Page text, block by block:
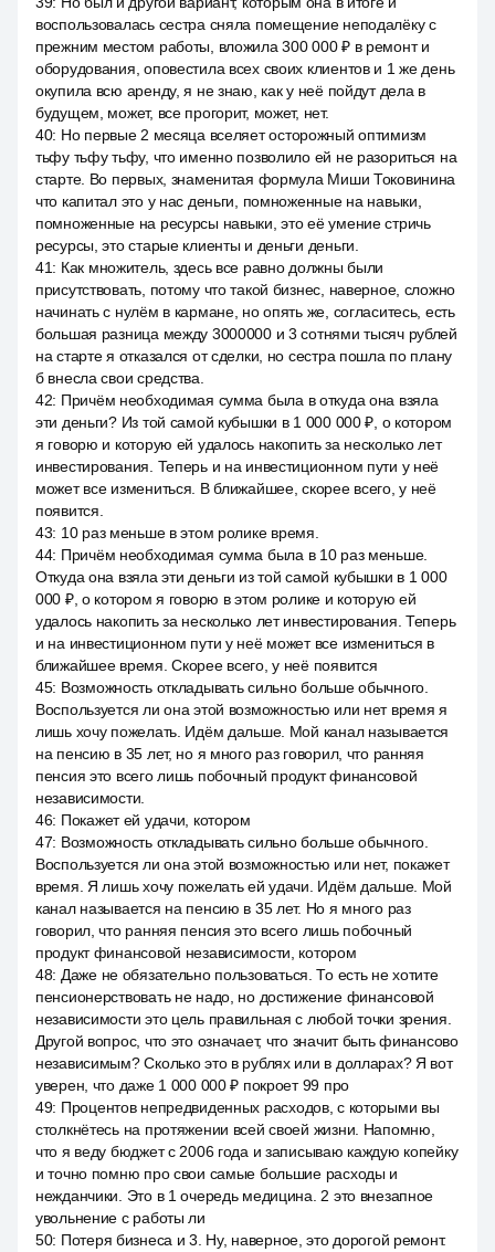
воспользовалась сестра сняла помещение неподалёку с
прежним местом работы, вложила 300 000 ₽ в ремонт и
оборудования, оповестила всех своих клиентов и 1 же день
окупила всю аренду, я не знаю, как у неё пойдут дела в
будущем, может, все прогорит, может, нет.
40: Но первые 2 месяца вселяет осторожный оптимизм
тьфу тьфу тьфу, что именно позволило ей не разориться на
старте. Во первых, знаменитая формула Миши Токовинина
что капитал это у нас деньги, помноженные на навыки,
помноженные на ресурсы навыки, это её умение стричь
ресурсы, это старые клиенты и деньги деньги.
41: Как множитель, здесь все равно должны были
присутствовать, потому что такой бизнес, наверное, сложно
начинать с нулём в кармане, но опять же, согласитесь, есть
большая разница между 3000000 и 3 сотнями тысяч рублей
на старте я отказался от сделки, но сестра пошла по плану
б внесла свои средства.
42: Причём необходимая сумма была в откуда она взяла
эти деньги? Из той самой кубышки в 1 000 000 ₽, о котором
я говорю и которую ей удалось накопить за несколько лет
инвестирования. Теперь и на инвестиционном пути у неё
может все измениться. В ближайшее, скорее всего, у неё
появится.
43: 10 раз меньше в этом ролике время.
44: Причём необходимая сумма была в 10 раз меньше.
Откуда она взяла эти деньги из той самой кубышки в 1 000
000 ₽, о котором я говорю в этом ролике и которую ей
удалось накопить за несколько лет инвестирования. Теперь
и на инвестиционном пути у неё может все измениться в
ближайшее время. Скорее всего, у неё появится
45: Возможность откладывать сильно больше обычного.
Воспользуется ли она этой возможностью или нет время я
лишь хочу пожелать. Идём дальше. Мой канал называется
на пенсию в 35 лет, но я много раз говорил, что ранняя
пенсия это всего лишь побочный продукт финансовой
независимости.
46: Покажет ей удачи, котором
47: Возможность откладывать сильно больше обычного.
Воспользуется ли она этой возможностью или нет, покажет
время. Я лишь хочу пожелать ей удачи. Идём дальше. Мой
канал называется на пенсию в 35 лет. Но я много раз
говорил, что ранняя пенсия это всего лишь побочный
продукт финансовой независимости, котором
48: Даже не обязательно пользоваться. То есть не хотите
пенсионерствовать не надо, но достижение финансовой
независимости это цель правильная с любой точки зрения.
Другой вопрос, что это означает, что значит быть финансово
независимым? Сколько это в рублях или в долларах? Я вот
уверен, что даже 1 000 000 ₽ покроет 99 про
49: Процентов непредвиденных расходов, с которыми вы
столкнётесь на протяжении всей своей жизни. Напомню,
что я веду бюджет с 2006 года и записываю каждую копейку
и точно помню про свои самые большие расходы и
нежданчики. Это в 1 очередь медицина. 2 это внезапное
увольнение с работы ли
50: Потеря бизнеса и 3. Ну, наверное, это дорогой ремонт.